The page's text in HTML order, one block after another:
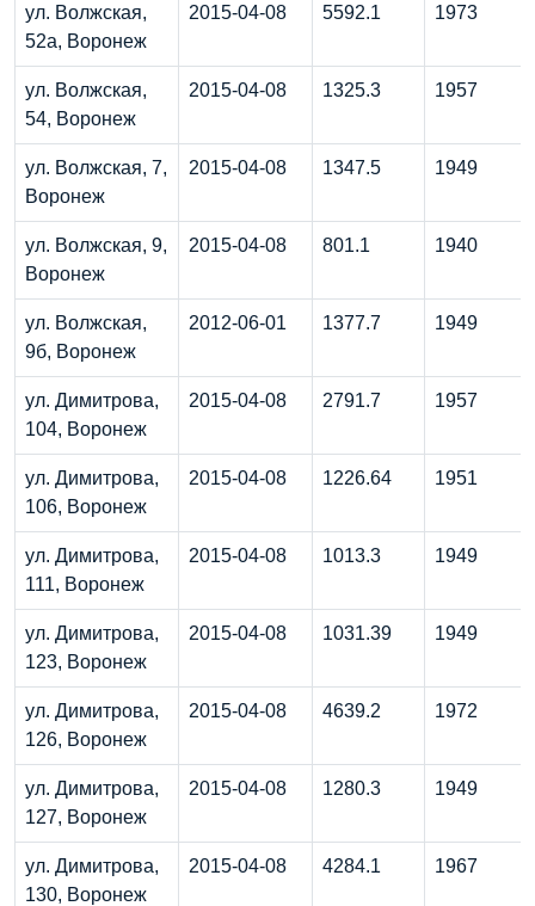
ул. Волжская,
52а, Воронеж
2015-04-08 5592.1 1973
ул. Волжская,
54, Воронеж
2015-04-08 1325.3 1957
ул. Волжская, 7,
Воронеж
2015-04-08 1347.5 1949
ул. Волжская, 9,
Воронеж
2015-04-08 801.1 1940
ул. Волжская,
9б, Воронеж
2012-06-01 1377.7 1949
ул. Димитрова,
104, Воронеж
2015-04-08 2791.7 1957
ул. Димитрова,
106, Воронеж
2015-04-08 1226.64 1951
ул. Димитрова,
111, Воронеж
2015-04-08 1013.3 1949
ул. Димитрова,
123, Воронеж
2015-04-08 1031.39 1949
ул. Димитрова,
126, Воронеж
2015-04-08 4639.2 1972
ул. Димитрова,
127, Воронеж
2015-04-08 1280.3 1949
ул. Димитрова,
130, Воронеж
2015-04-08 4284.1 1967